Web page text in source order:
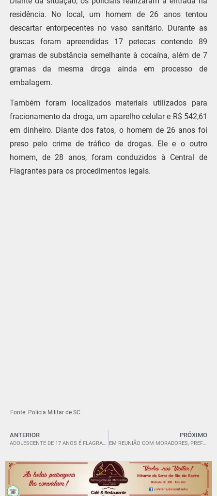
residência. No local, um homem de 26 anos tentou
descartar entorpecentes no vaso sanitário. Durante as
buscas foram apreendidas 17 petecas contendo 89
gramas de substância semelhante à cocaína, além de 7
gramas da mesma droga ainda em processo de
embalagem.
Também foram localizados materiais utilizados para
fracionamento da droga, um aparelho celular e R$ 542,61
em dinheiro. Diante dos fatos, o homem de 26 anos foi
preso pelo crime de tráfico de drogas. Ele e o outro
homem, de 28 anos, foram conduzidos à Central de
Flagrantes para os procedimentos legais.
Fonte: Policia Militar de SC.
ANTERIOR PRÓXIMO